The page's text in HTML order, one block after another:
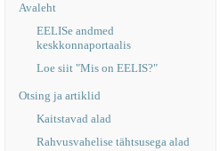
Avaleht
EELISe andmed
keskkonnaportaalis
Loe siit "Mis on EELIS?"
Otsing ja artiklid
Kaitstavad alad
Rahvusvahelise tähtsusega alad